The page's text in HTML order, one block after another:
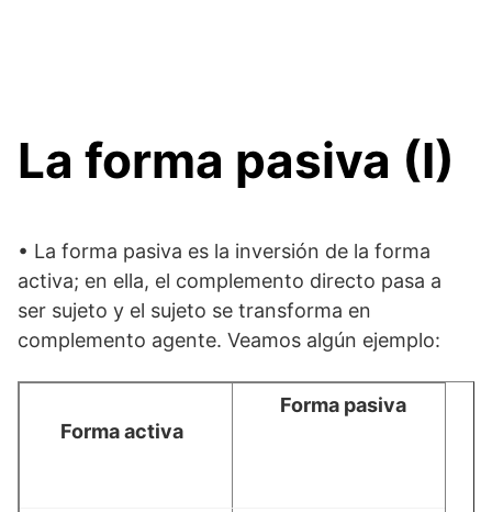
La forma pasiva (I)
• La forma pasiva es la inversión de la forma
activa; en ella, el complemento directo pasa a
ser sujeto y el sujeto se transforma en
complemento agente. Veamos algún ejemplo:
Forma activa
Forma pasiva